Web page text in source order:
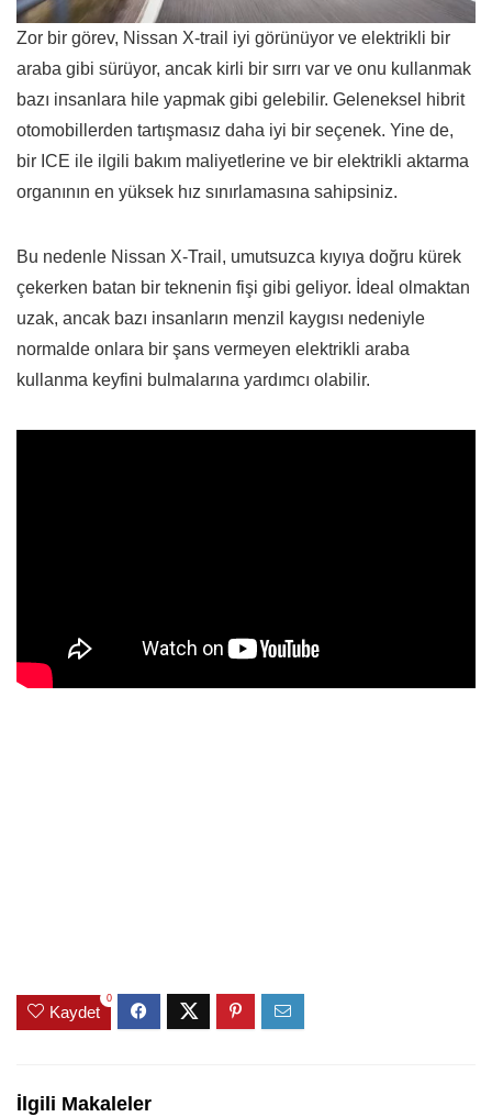
Zor bir görev, Nissan X-trail iyi görünüyor ve elektrikli bir
araba gibi sürüyor, ancak kirli bir sırrı var ve onu kullanmak
bazı insanlara hile yapmak gibi gelebilir. Geleneksel hibrit
otomobillerden tartışmasız daha iyi bir seçenek. Yine de,
bir ICE ile ilgili bakım maliyetlerine ve bir elektrikli aktarma
organının en yüksek hız sınırlamasına sahipsiniz.
Bu nedenle Nissan X-Trail, umutsuzca kıyıya doğru kürek
çekerken batan bir teknenin fişi gibi geliyor. İdeal olmaktan
uzak, ancak bazı insanların menzil kaygısı nedeniyle
normalde onlara bir şans vermeyen elektrikli araba
kullanma keyfini bulmalarına yardımcı olabilir.
Kaydet
0
İlgili Makaleler